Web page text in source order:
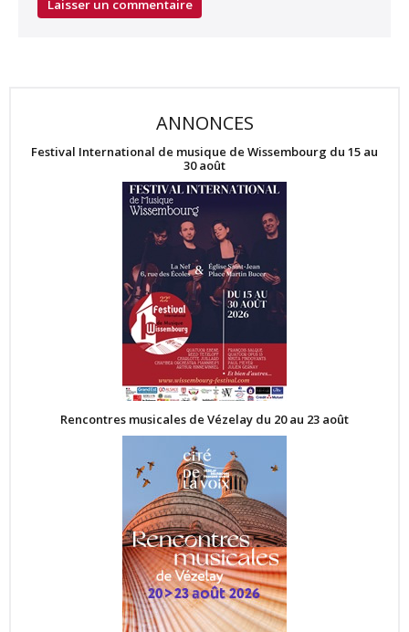
ANNONCES
Festival International de musique de Wissembourg du 15 au
30 août
Rencontres musicales de Vézelay du 20 au 23 août